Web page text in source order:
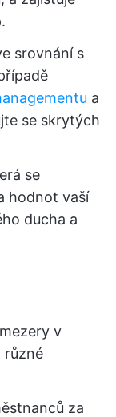
srovnání s
a
se skrytých
se
hodnot vaší
ducha a
v
různé
za